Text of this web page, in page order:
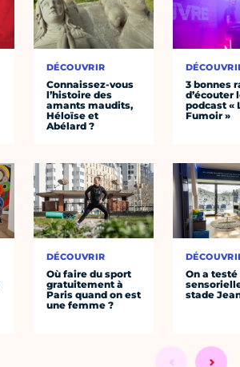
DÉCOUVRIR
Connaissez-vous
l’histoire des
amants maudits,
Héloïse et
Abélard ?
DÉCOUVRIR
Où faire du sport
gratuitement à
Paris quand on est
une femme ?
3 bonnes
d’écouter
podcast «
Fumoir »
On a
stade